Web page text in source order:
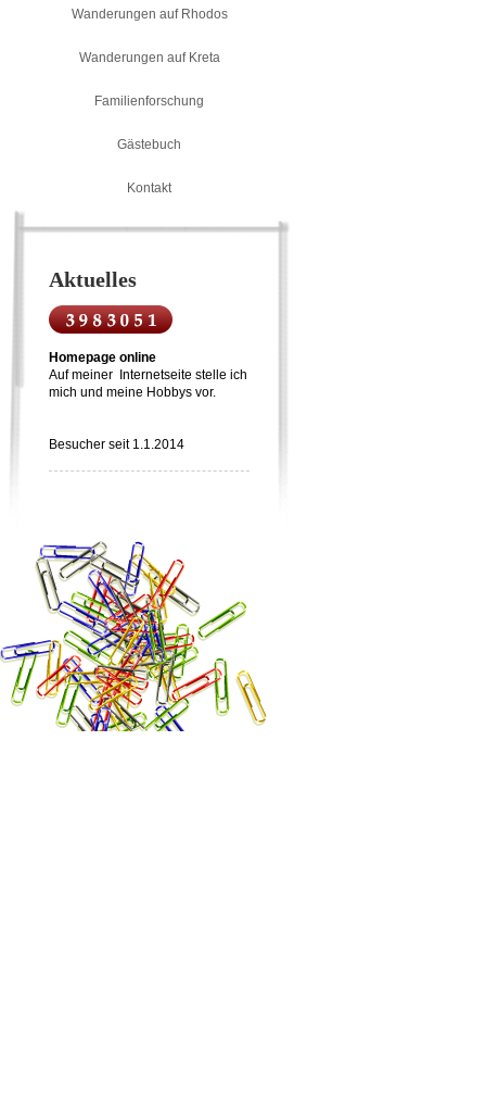
Wanderungen auf Rhodos
Wanderungen auf Kreta
Familienforschung
Gästebuch
Kontakt
Aktuelles
Homepage online
Auf meiner Internetseite stelle ich
mich und meine Hobbys vor.
Besucher seit 1.1.2014